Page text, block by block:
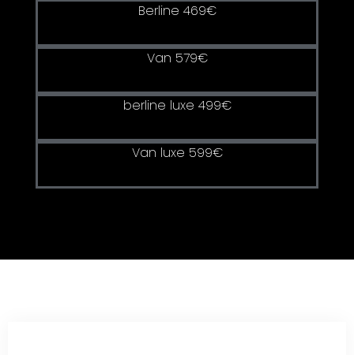
Berline 469€
Van 579€
berline luxe 499€
Van luxe 599€